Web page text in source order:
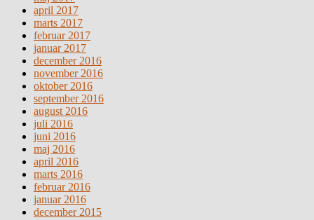
april 2017
marts 2017
februar 2017
januar 2017
december 2016
november 2016
oktober 2016
september 2016
august 2016
juli 2016
juni 2016
maj 2016
april 2016
marts 2016
februar 2016
januar 2016
december 2015